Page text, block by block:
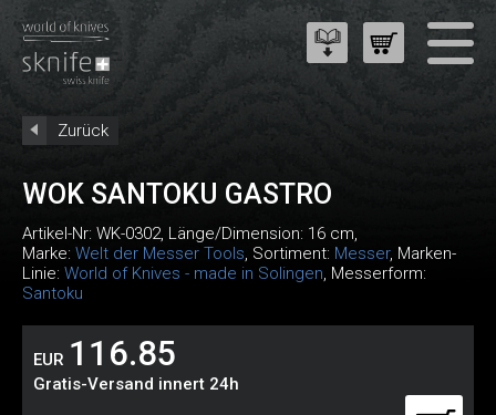
Zurück
WOK SANTOKU GASTRO
Artikel-Nr: WK-0302, Länge/Dimension: 16 cm,
Marke: Welt der Messer Tools, Sortiment: Messer, Marken-
Linie: World of Knives - made in Solingen, Messerform:
Santoku
EUR 116.85
Gratis-Versand innert 24h